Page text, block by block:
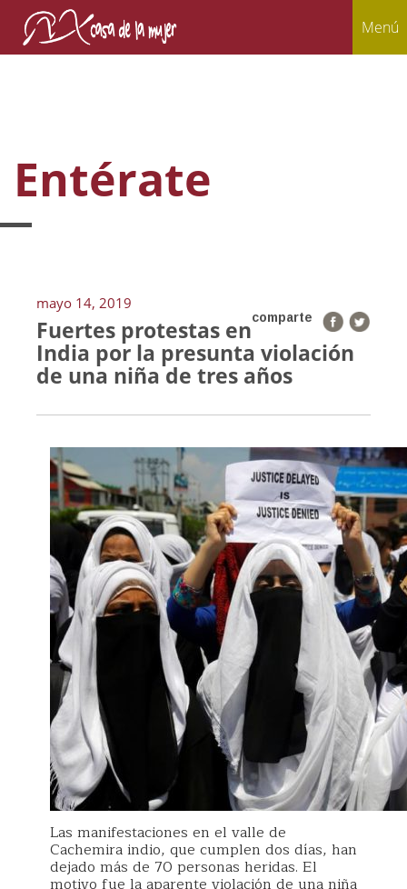
Menú
Entérate
mayo 14, 2019
comparte
Fuertes protestas en
India por la presunta violación
de una niña de tres años
Las manifestaciones en el valle de
Cachemira indio, que cumplen dos días, han
dejado más de 70 personas heridas. El